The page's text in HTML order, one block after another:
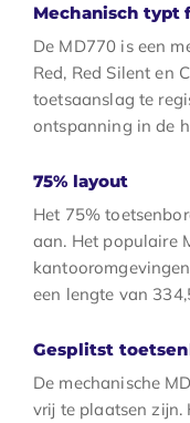
Mechanisch typt
De MD770 is een
Red, Red Silent en
toetsaanslag te
ontspanning in de
75% layout
Het 75%
aan. Het populaire
een lengte van
Gesplitst
De mechanische
vrij te plaatsen zijn.